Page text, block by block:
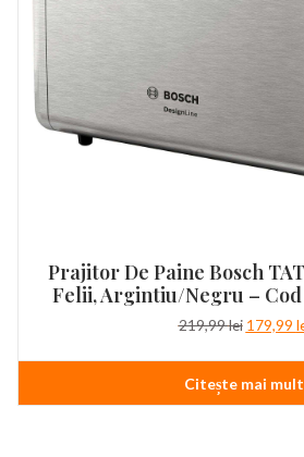
Prajitor De Paine Bosch
Felii, Argintiu/Negru – Cod
219,99lei Prețul
a
fost:
219,99
179,99
Citește mai mult